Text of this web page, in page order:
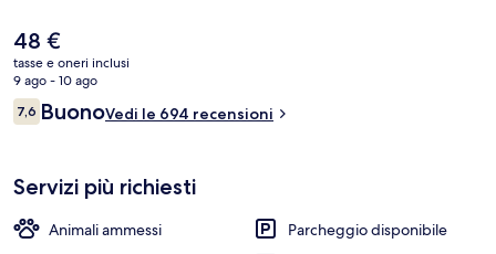
Pragfriedhof U-Bahn si trova a 7 min a piedi.
Il
prezzo
attuale
è
48 €
48 €
tasse e oneri inclusi
9 ago - 10 ago
Recensioni
7,67,6 su 10
BuonoVedi le 694 recensioni
Servizi più richiesti
Animali ammessi
Parcheggio disponibile